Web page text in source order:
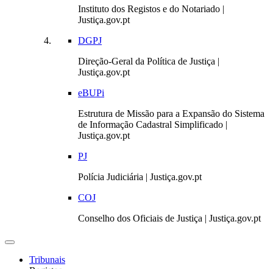
Instituto dos Registos e do Notariado |
Justiça.gov.pt
DGPJ
Direção-Geral da Política de Justiça |
Justiça.gov.pt
eBUPi
Estrutura de Missão para a Expansão do Sistema
de Informação Cadastral Simplificado |
Justiça.gov.pt
PJ
Polícia Judiciária | Justiça.gov.pt
COJ
Conselho dos Oficiais de Justiça | Justiça.gov.pt
Toggle
navigationTribunais